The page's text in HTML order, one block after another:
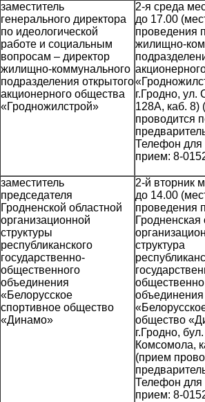
заместитель
генерального директора
по идеологической
работе и социальным
вопросам – директор
жилищно-коммунального
подразделения открытого
акционерного общества
«Гродножилстрой»
2-я среда
до 17.00
проведения
жилищно-
г.Гродно,
128А, каб. 8)
проводится
Телефон для
прием: 8-
заместитель
председателя
Гродненской областной
организационной
структуры
республиканского
государственно-
общественного
объединения
«Белорусское
спортивное общество
«Динамо»
2-й вторник
до 14.00
проведения
Гродненская
структура
объединения
общество
г.Гродно,
Комсомола,
(прием
Телефон для
прием: 8-